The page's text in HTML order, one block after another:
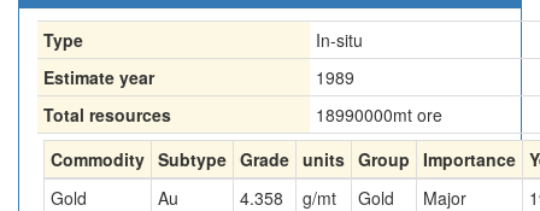
Type
In-situ
Estimate year
1989
Total resources
18990000mt ore
Commodity Subtype Grade units Group Importance
Gold
Au 4.358 g/mt Gold Major